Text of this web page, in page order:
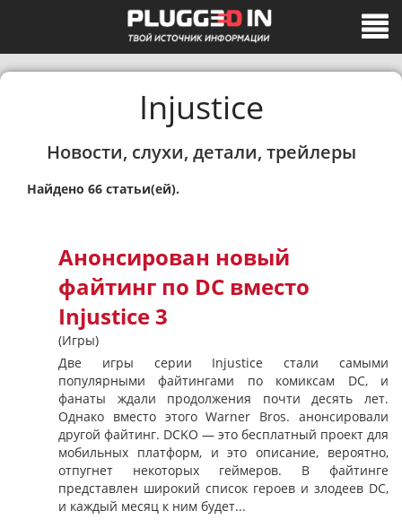
Injustice
Новости, слухи, детали, трейлеры
Найдено 66 статьи(ей).
Анонсирован новый
файтинг по DC вместо
Injustice 3
(Игры)
Две игры серии Injustice стали самыми
популярными файтингами по комиксам DC, и
фанаты ждали продолжения почти десять лет.
Однако вместо этого Warner Bros. анонсировали
другой файтинг. DCKO — это бесплатный проект для
мобильных платформ, и это описание, вероятно,
отпугнет некоторых геймеров. В файтинге
представлен широкий список героев и злодеев DC,
и каждый месяц к ним будет...